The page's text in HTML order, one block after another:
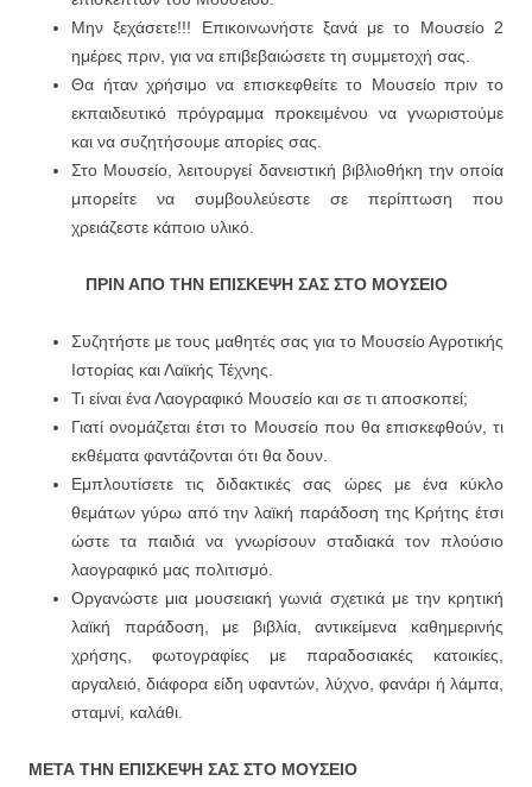
Μην ξεχάσετε!!! Επικοινωνήστε ξανά με το Μουσείο 2
ημέρες πριν, για να επιβεβαιώσετε τη συμμετοχή σας.
Θα ήταν χρήσιμο να επισκεφθείτε το Μουσείο πριν το
εκπαιδευτικό πρόγραμμα προκειμένου να γνωριστούμε
και να συζητήσουμε απορίες σας.
Στο Μουσείο, λειτουργεί δανειστική βιβλιοθήκη την οποία
μπορείτε να συμβουλεύεστε σε περίπτωση που
χρειάζεστε κάποιο υλικό.
ΠΡΙΝ ΑΠΟ ΤΗΝ ΕΠΙΣΚΕΨΗ ΣΑΣ ΣΤΟ ΜΟΥΣΕΙΟ
Συζητήστε με τους μαθητές σας για το Μουσείο Αγροτικής
Ιστορίας και Λαϊκής Τέχνης.
Τι είναι ένα Λαογραφικό Μουσείο και σε τι αποσκοπεί;
Γιατί ονομάζεται έτσι το Μουσείο που θα επισκεφθούν, τι
εκθέματα φαντάζονται ότι θα δουν.
Εμπλουτίσετε τις διδακτικές σας ώρες με ένα κύκλο
θεμάτων γύρω από την λαϊκή παράδοση της Κρήτης έτσι
ώστε τα παιδιά να γνωρίσουν σταδιακά τον πλούσιο
λαογραφικό μας πολιτισμό.
Οργανώστε μια μουσειακή γωνιά σχετικά με την κρητική
λαϊκή παράδοση, με βιβλία, αντικείμενα καθημερινής
χρήσης, φωτογραφίες με παραδοσιακές κατοικίες,
αργαλειό, διάφορα είδη υφαντών, λύχνο, φανάρι ή λάμπα,
σταμνί, καλάθι.
ΜΕΤΑ ΤΗΝ ΕΠΙΣΚΕΨΗ ΣΑΣ ΣΤΟ ΜΟΥΣΕΙΟ